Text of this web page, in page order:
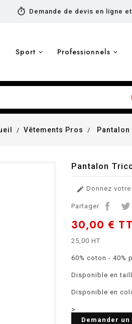
timer Demande de devis en ligne et
Sport Professionnels
Vêtements Pros
Pantalon
 Donnez
Partager
30,00 €
25,00 HT
60% coton - 40%
Disponible en
Disponible en
>
Demander un